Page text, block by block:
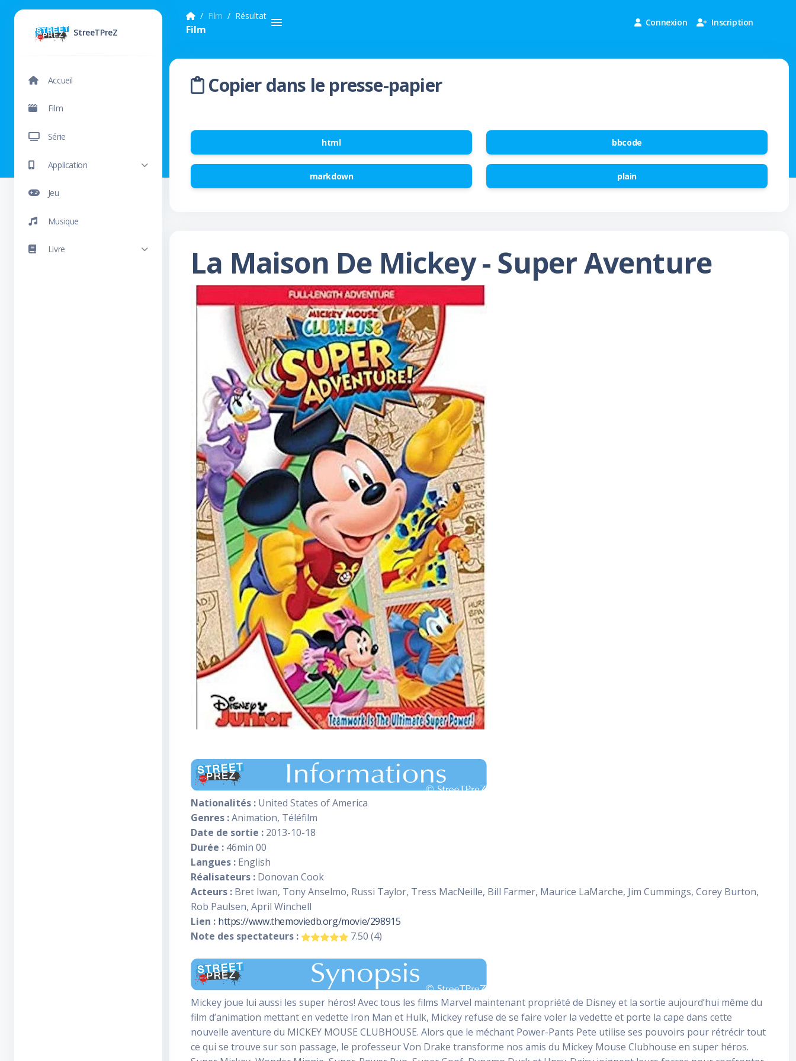
StreeTPreZ
Accueil
Film
Série
Application
Jeu
Musique
Livre
Film Résultat
Film
Connexion Inscription
Copier dans le presse-papier
html bbcode
markdown plain
La Maison De Mickey - Super Aventure
Nationalités : United States of America
Genres :Animation, Téléfilm
Date de sortie : 2013-10-18
Durée : 46min 00
Langues : English
Réalisateurs : Donovan Cook
Acteurs : Bret Iwan, Tony Anselmo, Russi Taylor, Tress MacNeille, Bill Farmer, Maurice LaMarche, Jim Cummings, Corey Burton,
Rob Paulsen, April Winchell
Lien : https://www.themoviedb.org/movie/298915
Note des spectateurs :
7.50 (4)
Mickey joue lui aussi les super héros! Avec tous les films Marvel maintenant propriété de Disney et la sortie aujourd’hui même du
film d’animation mettant en vedette Iron Man et Hulk, Mickey refuse de se faire voler la vedette et porte la cape dans cette
nouvelle aventure du MICKEY MOUSE CLUBHOUSE. Alors que le méchant Power-Pants Pete utilise ses pouvoirs pour rétrécir tout
ce qui se trouve sur son passage, le professeur Von Drake transforme nos amis du Mickey Mouse Clubhouse en super héros.